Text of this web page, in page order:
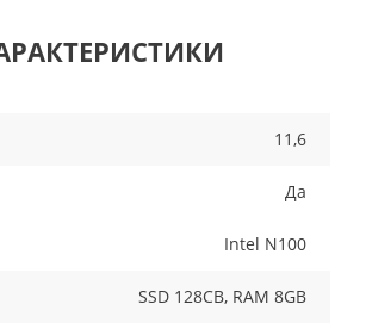
11,6
Да
Intel N100
SSD 128CB, RAM 8GB